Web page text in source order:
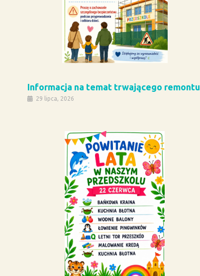
Informacja na temat trwającego remontu
29 lipca, 2026